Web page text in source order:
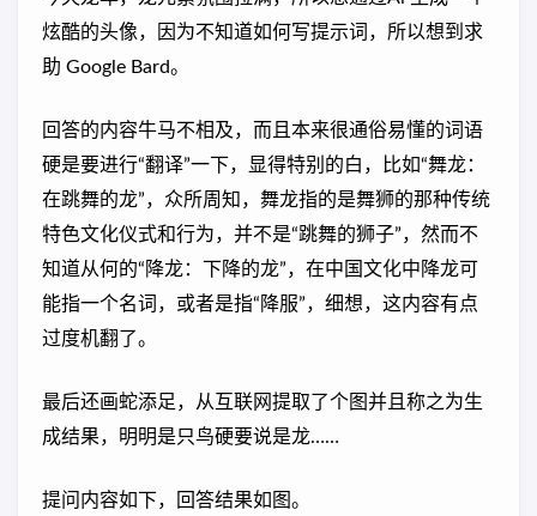
炫酷的头像，因为不知道如何写提示词，所以想到求
助 Google Bard。
回答的内容牛马不相及，而且本来很通俗易懂的词语
硬是要进行“翻译”一下，显得特别的白，比如“舞龙：
在跳舞的龙”，众所周知，舞龙指的是舞狮的那种传统
特色文化仪式和行为，并不是“跳舞的狮子”，然而不
知道从何的“降龙：下降的龙”，在中国文化中降龙可
能指一个名词，或者是指“降服”，细想，这内容有点
过度机翻了。
最后还画蛇添足，从互联网提取了个图并且称之为生
成结果，明明是只鸟硬要说是龙……
提问内容如下，回答结果如图。